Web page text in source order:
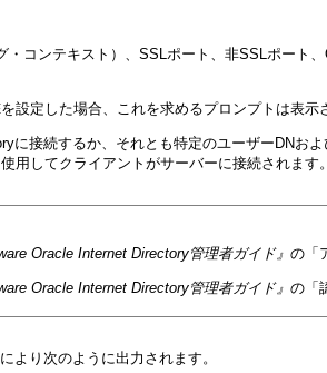
・コンテキスト）、SSLポート、非SSLポート
を設定した場合、これを求めるプロンプトは表示
に接続するか、それとも特定のユーザーDNお
用してクライアントがサーバーに接続されます。
Oracle Internet Directory管理者ガイド』 の「
Oracle Internet Directory管理者ガイド』 の「
より次のように出力されます。